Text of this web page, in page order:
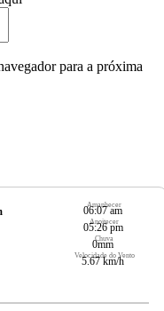
para a próxima
Amanhecer
06:07 am
Anoitecer
05:26 pm
Chuva
0mm
Velocidade do Vento
5.67 km/h